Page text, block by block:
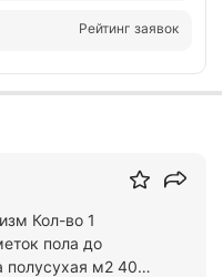
Рейтинг заявок
Кол-во 1
пола до
м2 405